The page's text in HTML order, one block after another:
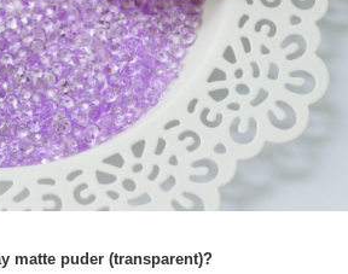
matte puder (transparent)?